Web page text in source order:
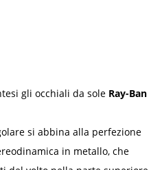
gli occhiali da sole Ray-Ban
si abbina alla perfezione
in metallo, che